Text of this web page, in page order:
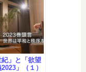
紀」と「欲望
」（１）